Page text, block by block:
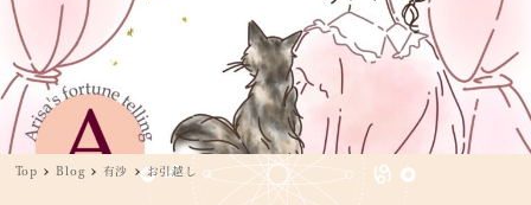
Top Blog 有沙 お引越し